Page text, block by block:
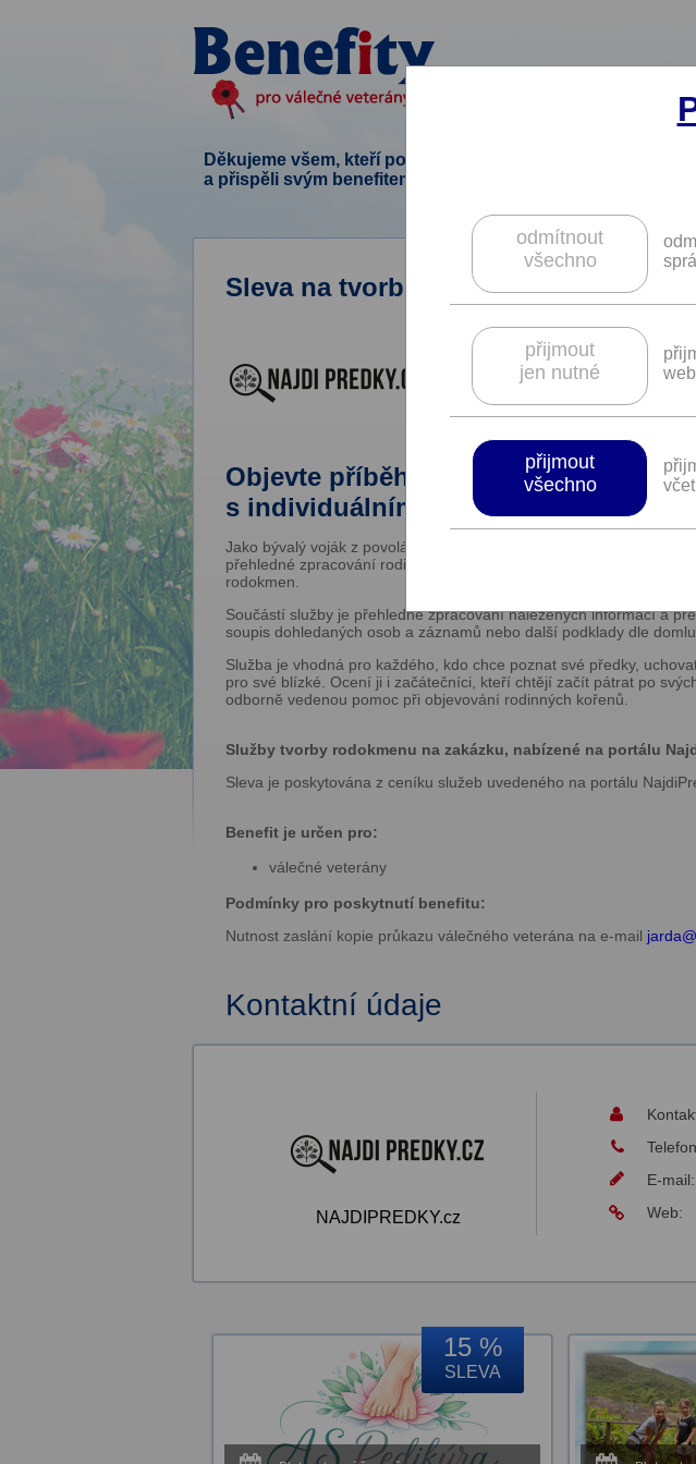
Děkujeme všem, kteří podpořili tento projekt
a přispěli svým benefitem.
odmítnout
všechno
přijmout
jen nutné
přijmout
všechno
Sleva na tvorbu rodokmenu na
Objevte příběh své rodiny. Nechte si
s individuálním přístupem a pečlivým
Jako bývalý voják z povolání a válečný veterán nabízím kolegům
přehledné zpracování rodinné historie podle vašich přání. Rozsah
rodokmen.
Součástí služby je přehledné zpracování nalezených informací a
soupis dohledaných osob a záznamů nebo další podklady dle
Služba je vhodná pro každého, kdo chce poznat své předky,
pro své blízké. Ocení ji i začátečníci, kteří chtějí začít pátrat po
odborně vedenou pomoc při objevování rodinných kořenů.
Služby tvorby rodokmenu na zakázku, nabízené na portálu
Sleva je poskytována z ceníku služeb uvedeného na portálu
Benefit je určen pro:
válečné veterány
Podmínky pro poskytnutí benefitu:
Nutnost zaslání kopie průkazu válečného veterána na e-mail jarda@
Kontaktní údaje
NAJDIPREDKY.cz
E-mail:
Web:
15 %
SLEVA